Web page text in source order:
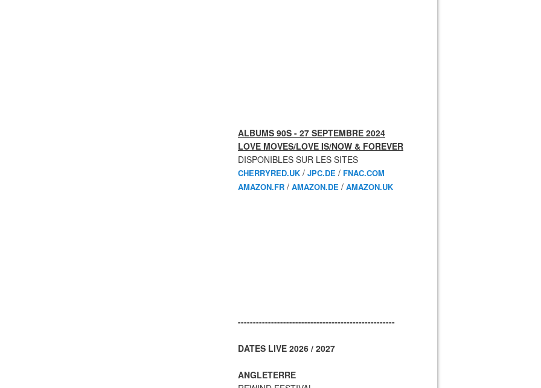
ALBUMS 90S - 27 SEPTEMBRE 2024
LOVE MOVES/LOVE IS/NOW & FOREVER
DISPONIBLES SUR LES SITES
CHERRYRED.UK / JPC.DE / FNAC.COM
AMAZON.FR / AMAZON.DE / AMAZON.UK
----------------------------------------------------
DATES LIVE 2026 / 2027
ANGLETERRE